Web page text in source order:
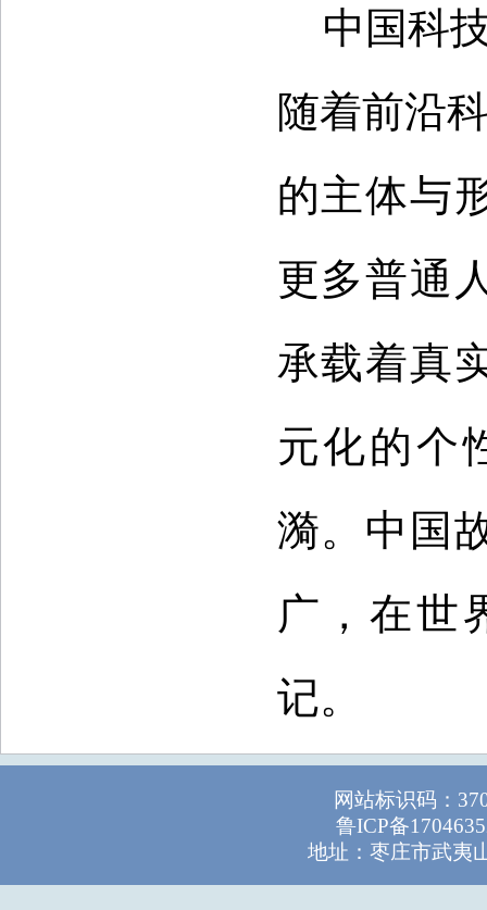
中国科
随着前沿
的主体与
更多普通
承载着真
元化的个
漪。中国
广，在世
记。
网站标识码：
鲁ICP备
地址：枣庄市武夷